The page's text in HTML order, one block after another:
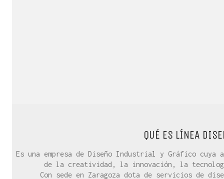
QUÉ ES LÍNEA
Es una empresa de Diseño Industrial y Gráfico
de la creatividad, la innovación, la
Con sede en Zaragoza dota de servicios de